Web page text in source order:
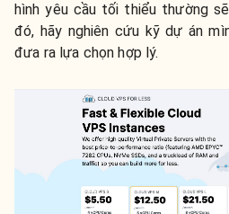
hình yêu cầu tối thiểu thường
đó, hãy nghiên cứu kỹ dự án
đưa ra lựa chọn hợp lý.